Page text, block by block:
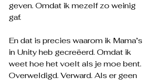
geven. Omdat ik mezelf zo weinig
gaf.
En dat is precies waarom ik Mama’s
in Unity heb gecreëerd. Omdat ik
weet hoe het voelt als je moe bent.
Overweldigd. Verward. Als er geen